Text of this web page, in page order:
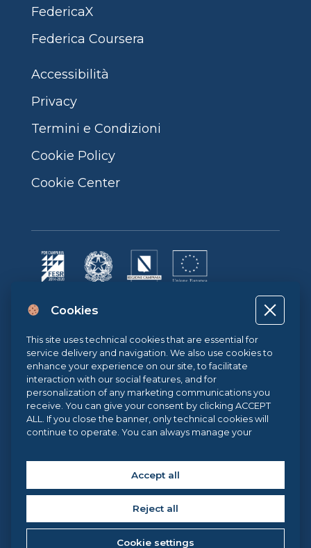
FedericaX
Federica Coursera
Accessibilità
Privacy
Termini e Condizioni
Cookie Policy
Cookie Center
Progetto cofinanziato dall’Unione Europea, dallo Stato Italiano e dalla
Regione Campania POR CAMPANIA FESR 2014-2020 | ASSE II –
OBIETTIVO TEMATICO 2O.S. 2.3 | AZIONE 2.3.1 | Progetto: LA FABBRICA
DIGITALE
Sistema di Gestione Qualità UNI EN ISO 9001:2015
.eu Web Awards 2021
Copyright © 2026 Federica Web Learning, all rights reserved. | Federica
Web Learning – Centro di Ateneo per l’Innovazione, la
Sperimentazione e la Diffusione della Didattica Multimediale
Università degli Studi di Napoli Federico II, via Partenope 36 – 80121,
Napoli (Italy) C.F. 00876220633
Cookies
This site uses technical cookies that are essential for
service delivery and navigation. We also use cookies to
enhance your experience on our site, to facilitate
interaction with our social features, and for
personalization of any marketing communications you
receive. You can give your consent by clicking ACCEPT
ALL. If you close the banner, only technical cookies will
continue to operate. You can always manage your
Accept all
Reject all
Cookie settings